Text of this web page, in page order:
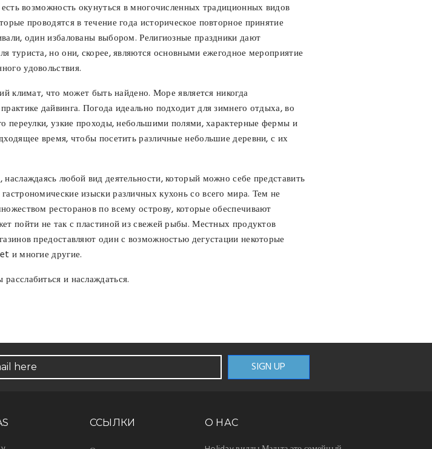
возможность окунуться в многочисленных традиционных видов
проводятся в течение года историческое повторное принятие
один избалованы выбором. Религиозные праздники дают
туриста, но они, скорее, являются основными ежегодное мероприятие
удовольствия.
климат, что может быть найдено. Море является никогда
дайвинга. Погода идеально подходит для зимнего отдыха, во
переулки, узкие проходы, небольшими полями, характерные фермы и
время, чтобы посетить различные небольшие деревни, с их
любой вид деятельности, который можно себе представить
изыски различных кухонь со всего мира. Тем не
ресторанов по всему острову, которые обеспечивают
пойти не так с пластиной из свежей рыбы. Местных продуктов
предоставляют один с возможностью дегустации некоторые
и многие другие.
и наслаждаться.
ССЫЛКИ О НАС